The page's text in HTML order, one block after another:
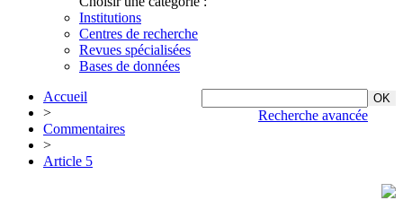
Institutions
Centres de recherche
Revues spécialisées
Bases de données
Recherche avancée
Accueil
>
Commentaires
>
Article 5